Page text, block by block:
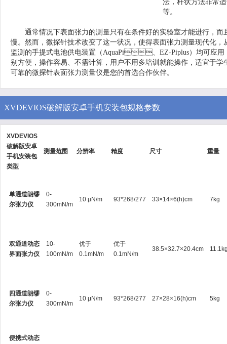
法，杆状方法非常
等。
通常情况下表面张力的测量只有在条件好的实验室才能进行，而且
慢。然而，微探针技术改变了这一状况，使得表面张力测量现代化
监测的手提式电池供电装置（AquaPi、EZ-Piplus）均可应用，
别方便，操作容易、不需计算，用户不用多培训就能操作，适宜于学生
可靠的微探针表面张力测量仪是您的首选合作伙伴。
XVDEVIOS破解版安卓手机安装包规格参数
XVDEVIOS
破解版安卓
手机安装包
类型
测量范围 分辨率 精度 尺寸 重量
单通道朗缪
尔张力仪
0-
300mN/m
10 µN/m 93*268/277 33×14×6(h)cm 7kg
双通道动态
界面张力仪
10-
100mN/m
优于
0.1mN/m
优于
0.1mN/m
38.5×32.7×20.4cm
四通道朗缪
尔张力仪
0-
300mN/m
10 μN/m 93*268/277 27×28×16(h)cm 5kg
便携式动态